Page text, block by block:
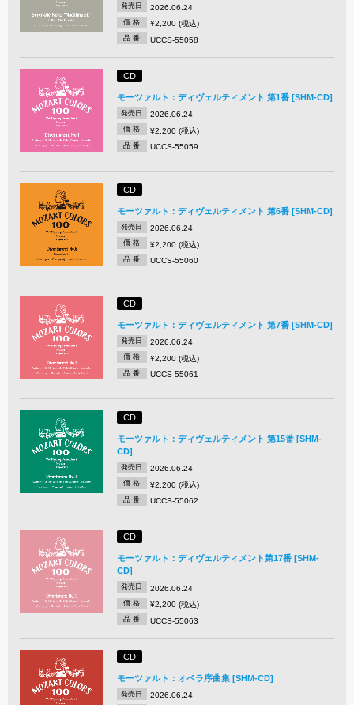
発売日 2026.06.24
価 格 ¥2,200 (税込)
品 番 UCCS-55058
CD
モーツァルト：ディヴェルティメント 第1番 [SHM-CD]
発売日 2026.06.24
価 格 ¥2,200 (税込)
品 番 UCCS-55059
CD
モーツァルト：ディヴェルティメント 第6番 [SHM-CD]
発売日 2026.06.24
価 格 ¥2,200 (税込)
品 番 UCCS-55060
CD
モーツァルト：ディヴェルティメント 第7番 [SHM-CD]
発売日 2026.06.24
価 格 ¥2,200 (税込)
品 番 UCCS-55061
CD
モーツァルト：ディヴェルティメント 第15番 [SHM-
CD]
発売日 2026.06.24
価 格 ¥2,200 (税込)
品 番 UCCS-55062
CD
モーツァルト：ディヴェルティメント第17番 [SHM-
CD]
発売日 2026.06.24
価 格 ¥2,200 (税込)
品 番 UCCS-55063
CD
モーツァルト：オペラ序曲集 [SHM-CD]
発売日 2026.06.24